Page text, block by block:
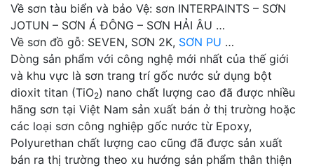
Về sơn tàu biển và bảo Vệ: sơn INTERPAINTS – SƠN
JOTUN – SƠN Á ĐÔNG – SƠN HẢI ÂU …
Về sơn đồ gỗ: SEVEN, SƠN 2K, SƠN PU …
Dòng sản phẩm với công nghệ mới nhất của thế giới
và khu vực là sơn trang trí gốc nước sử dụng bột
dioxit titan (TiO2) nano chất lượng cao đã được nhiều
hãng sơn tại Việt Nam sản xuất bán ở thị trường hoặc
các loại sơn công nghiệp gốc nước từ Epoxy,
Polyurethan chất lượng cao cũng đã được sản xuất
bán ra thị trường theo xu hướng sản phẩm thân thiện